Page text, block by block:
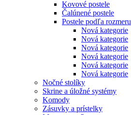
Kovové postele
Čalúnené postele
Postele podľa rozmeru
Nová kategorie
Nová kategorie
Nová kategorie
Nová kategorie
Nová kategorie
Nová kategorie
Nočné stolíky
Skrine a úložné systémy
Komody
Zásuvky a prístelky